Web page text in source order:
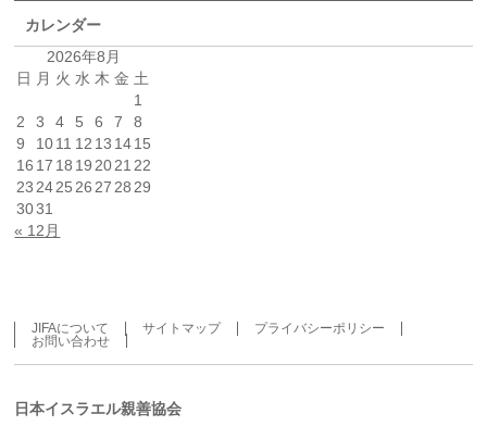
カレンダー
2026年8月
日 月 火 水 木 金 土
1
2
3 4 5 6 7
8
9
1011 12 13 1415
16 17 18 19 2021 22
23 2425 26 27 28 29
3031
« 12月
JIFAについて サイトマップ
プライバシーポリシー
お問い合わせ
日本イスラエル親善協会